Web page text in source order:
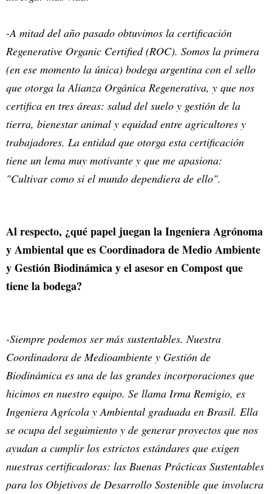
-A mitad del año pasado obtuvimos la certificación
Regenerative Organic Certified (ROC). Somos la primera
(en ese momento la única) bodega argentina con el sello
que otorga la Alianza Orgánica Regenerativa, y que nos
certifica en tres áreas: salud del suelo y gestión de la
tierra, bienestar animal y equidad entre agricultores y
trabajadores. La entidad que otorga esta certificación
tiene un lema muy motivante y que me apasiona:
"Cultivar como si el mundo dependiera de ello".
Al respecto, ¿qué papel juegan la Ingeniera Agrónoma
y Ambiental que es Coordinadora de Medio Ambiente
y Gestión Biodinámica y el asesor en Compost que
tiene la bodega?
-Siempre podemos ser más sustentables. Nuestra
Coordinadora de Medioambiente y Gestión de
Biodinámica es una de las grandes incorporaciones que
hicimos en nuestro equipo. Se llama Irma Remigio, es
Ingeniera Agrícola y Ambiental graduada en Brasil. Ella
se ocupa del seguimiento y de generar proyectos que nos
ayudan a cumplir los estrictos estándares que exigen
nuestras certificadoras: las Buenas Prácticas Sustentables
para los Objetivos de Desarrollo Sostenible que involucra